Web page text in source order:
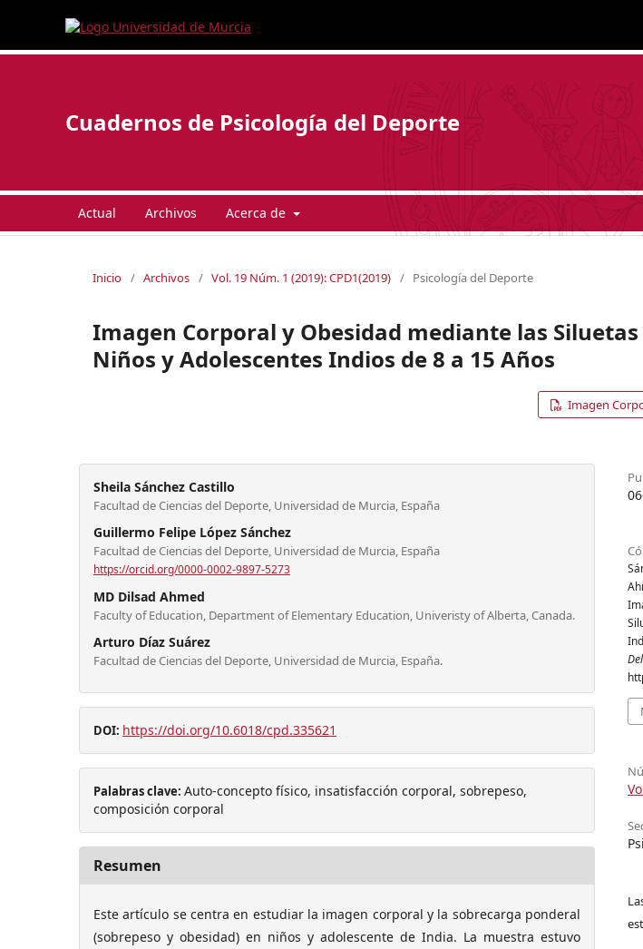
Cuadernos de Psicología del Deporte
Actual Archivos Acerca de
Inicio / Archivos / Vol. 19 Núm. 1 (2019): CPD1(2019) / Psicología del Deporte
Imagen Corporal y Obesidad mediante las
Niños y Adolescentes Indios de 8 a 15 Años
Imagen
Sheila Sánchez Castillo
Facultad de Ciencias del Deporte, Universidad de Murcia, España
Guillermo Felipe López Sánchez
Facultad de Ciencias del Deporte, Universidad de Murcia, España
https://orcid.org/0000-0002-9897-5273
MD Dilsad Ahmed
Faculty of Education, Department of Elementary Education, Univeristy of Alberta, Canada.
Arturo Díaz Suárez
Facultad de Ciencias del Deporte, Universidad de Murcia, España.
DOI: https://doi.org/10.6018/cpd.335621
Palabras clave: Auto-concepto físico, insatisfacción corporal, sobrepeso,
composición corporal
Resumen
Este artículo se centra en estudiar la imagen corporal y la sobrecarga ponderal
(sobrepeso y obesidad) en niños y adolescente de India. La muestra estuvo